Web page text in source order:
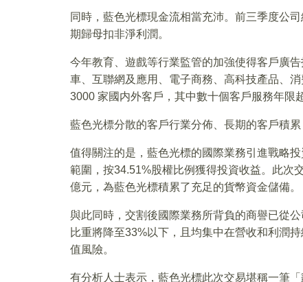
同時，藍色光標現金流相當充沛。前三季度公
期歸母扣非淨利潤。
今年教育、遊戲等行業監管的加強使得客戶廣
車、互聯網及應用、電子商務、高科技產品、
3000 家國内外客戶，其中數十個客戶服務年限
藍色光標分散的客戶行業分佈、長期的客戶積
值得關注的是，藍色光標的國際業務引進戰略
範圍，按34.51%股權比例獲得投資收益。此次
億元，為藍色光標積累了充足的貨幣資金儲備。
與此同時，交割後國際業務所背負的商譽已從
比重將降至33%以下，且均集中在營收和利潤
值風險。
有分析人士表示，藍色光標此次交易堪稱一筆